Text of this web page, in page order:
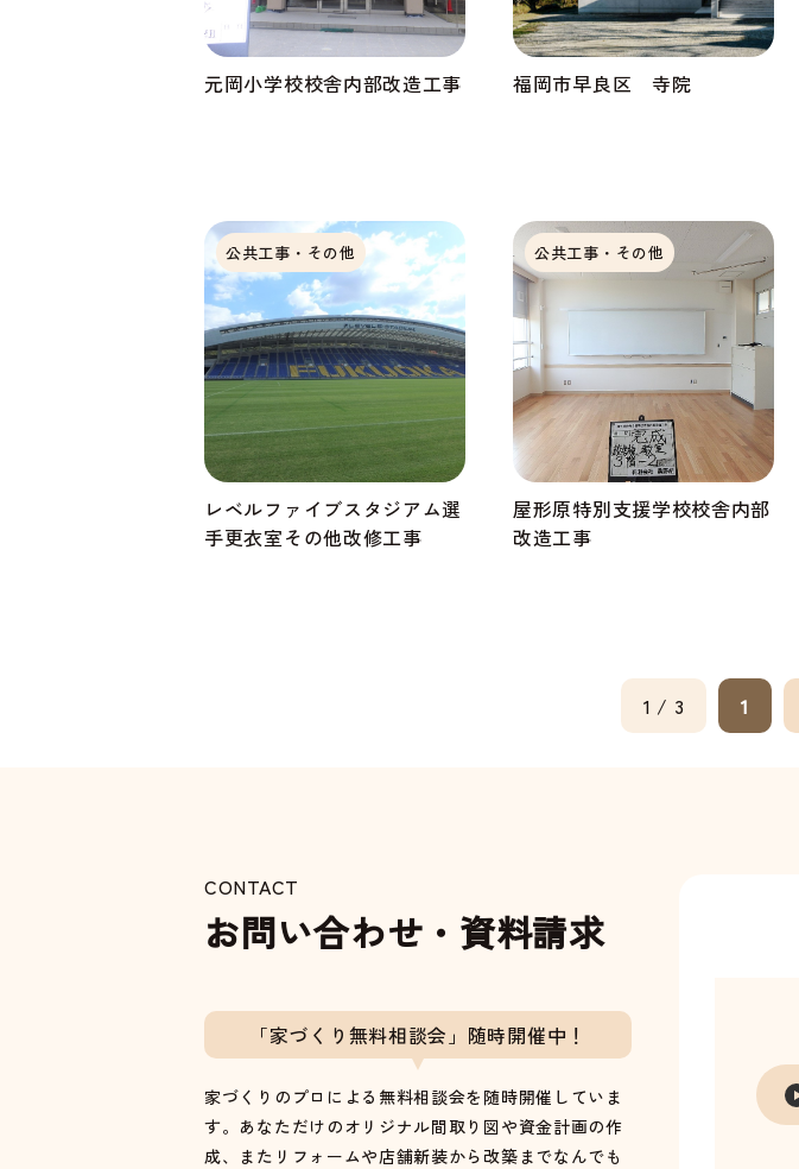
元岡小学校校舎内部改造工事 福岡市早良区 寺院
公共工事・その他
レベルファイブスタジアム選
手更衣室その他改修工事
公共工事・その他
屋形原特別支援学校校舎内部
改造工事
1 / 3 1
CONTACT
お問い合わせ・資料請求
「家づくり無料相談会」随時開催中！
家づくりのプロによる無料相談会を随時開催していま
す。あなただけのオリジナル間取り図や資金計画の作
成、またリフォームや店舗新装から改築までなんでも